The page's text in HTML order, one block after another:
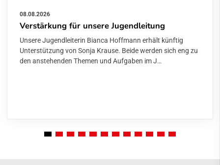
08.08.2026
Verstärkung für unsere Jugendleitung
Unsere Jugendleiterin Bianca Hoffmann erhält künftig
Unterstützung von Sonja Krause. Beide werden sich eng zu
den anstehenden Themen und Aufgaben im J…